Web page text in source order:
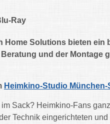
Ray
Home Solutions bieten
Beratung und der
Heimkino-Studio
Sack? Heimkino-Fans
Technik eingerichteten